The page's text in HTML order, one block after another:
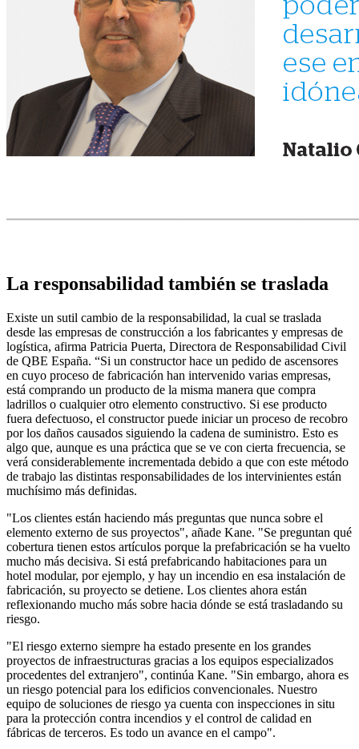
La responsabilidad también se traslada
Existe un sutil cambio de la responsabilidad, la cual se traslada
desde las empresas de construcción a los fabricantes y empresas de
logística, afirma Patricia Puerta, Directora de Responsabilidad Civil
de QBE España. “Si un constructor hace un pedido de ascensores
en cuyo proceso de fabricación han intervenido varias empresas,
está comprando un producto de la misma manera que compra
ladrillos o cualquier otro elemento constructivo. Si ese producto
fuera defectuoso, el constructor puede iniciar un proceso de recobro
por los daños causados siguiendo la cadena de suministro. Esto es
algo que, aunque es una práctica que se ve con cierta frecuencia, se
verá considerablemente incrementada debido a que con este método
de trabajo las distintas responsabilidades de los intervinientes están
muchísimo más definidas.
"Los clientes están haciendo más preguntas que nunca sobre el
elemento externo de sus proyectos", añade Kane. "Se preguntan qué
cobertura tienen estos artículos porque la prefabricación se ha vuelto
mucho más decisiva. Si está prefabricando habitaciones para un
hotel modular, por ejemplo, y hay un incendio en esa instalación de
fabricación, su proyecto se detiene. Los clientes ahora están
reflexionando mucho más sobre hacia dónde se está trasladando su
riesgo.
"El riesgo externo siempre ha estado presente en los grandes
proyectos de infraestructuras gracias a los equipos especializados
procedentes del extranjero", continúa Kane. "Sin embargo, ahora es
un riesgo potencial para los edificios convencionales. Nuestro
equipo de soluciones de riesgo ya cuenta con inspecciones in situ
para la protección contra incendios y el control de calidad en
fábricas de terceros. Es todo un avance en el campo".